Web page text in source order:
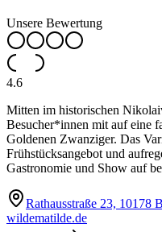
Unsere Bewertung
4.6
Mitten im historischen
Besucher*innen mit auf eine
Goldenen Zwanziger. Das
Frühstücksangebot und
Gastronomie und Show auf
Rathausstraße 23, 10178
wildematilde.de